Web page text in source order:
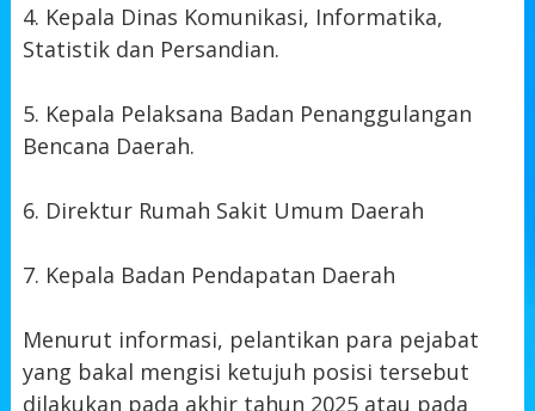
4. Kepala Dinas Komunikasi, Informatika,
Statistik dan Persandian.
5. Kepala Pelaksana Badan Penanggulangan
Bencana Daerah.
6. Direktur Rumah Sakit Umum Daerah
7. Kepala Badan Pendapatan Daerah
Menurut informasi, pelantikan para pejabat
yang bakal mengisi ketujuh posisi tersebut
dilakukan pada akhir tahun 2025 atau pada